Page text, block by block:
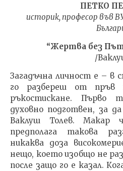
100-
ПЕТКО
историк, професор във
“Жертва без Път
/
Загадъчна личност е – в
го разбереш от пръв
ръкостискане. Първо
духовно подготвен, за
Ваклуш Толев.
предполага такова
никаква доза
нещо, което изобщо не
после защо го е казал.